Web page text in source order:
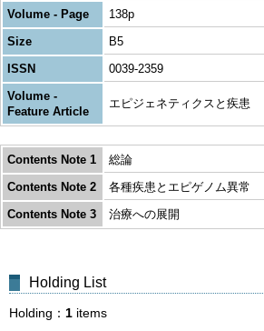
Volume - Page
138p
Size
B5
ISSN
0039-2359
Volume -
Feature Article
エピジェネティクスと疾患
Contents Note 1
総論
Contents Note 2
各種疾患とエピゲノム異常
Contents Note 3
治療への展開
Holding List
Holding 1 items